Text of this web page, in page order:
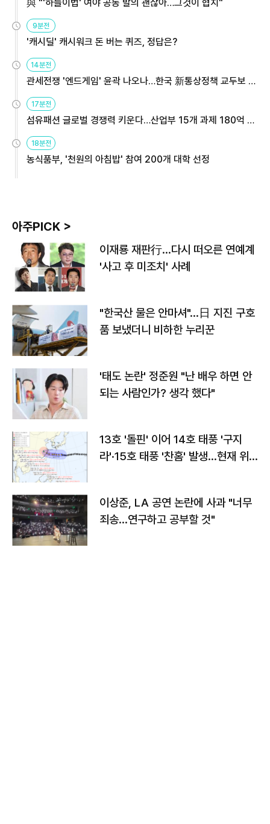
與 "'하늘이법' 여야 공동 발의 괜찮아…그것이 협치"
9분전
'캐시딜' 캐시워크 돈 버는 퀴즈, 정답은?
14분전
관세전쟁 '엔드게임' 윤곽 나오나…한국 新통상정책 교두보 활
용해야
17분전
섬유패션 글로벌 경쟁력 키운다…산업부 15개 과제 180억 지
원
18분전
농식품부, '천원의 아침밥' 참여 200개 대학 선정
아주PICK >
이재룡 재판行…다시 떠오른 연예계
'사고 후 미조치' 사례
"한국산 물은 안마셔"…日 지진 구호
품 보냈더니 비하한 누리꾼
'태도 논란' 정준원 "난 배우 하면 안
되는 사람인가? 생각 했다"
13호 '돌핀' 이어 14호 태풍 '구지
라'·15호 태풍 '찬홈' 발생…현재 위
이상준, LA 공연 논란에 사과 "너무
죄송…연구하고 공부할 것"